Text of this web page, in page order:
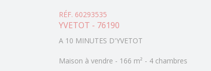
RÉF. 60293535
YVETOT - 76190
A 10 MINUTES D'YVETOT
Maison à vendre - 166 m² - 4 chambres